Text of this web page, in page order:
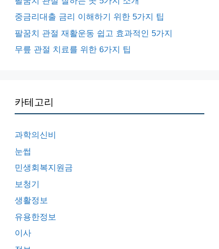
중금리대출 금리 이해하기 위한 5가지 팁
팔꿈치 관절 재활운동 쉽고 효과적인 5가지
무릎 관절 치료를 위한 6가지 팁
카테고리
과학의신비
눈썹
민생회복지원금
보청기
생활정보
유용한정보
이사